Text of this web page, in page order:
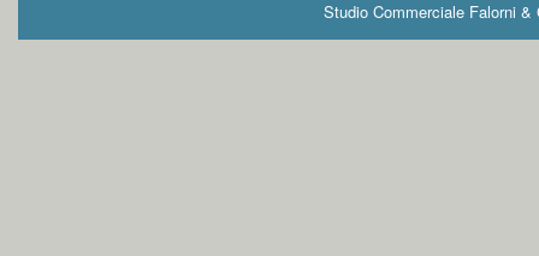
Studio Commerciale Falorni